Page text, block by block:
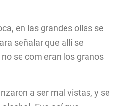
en las grandes ollas se
señalar que allí se
se comieran los granos
a ser mal vistas, y se